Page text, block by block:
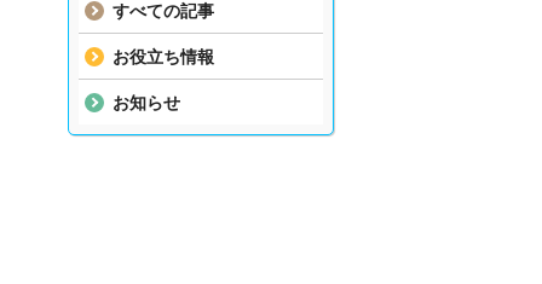
すべての記事
お役立ち情報
お知らせ